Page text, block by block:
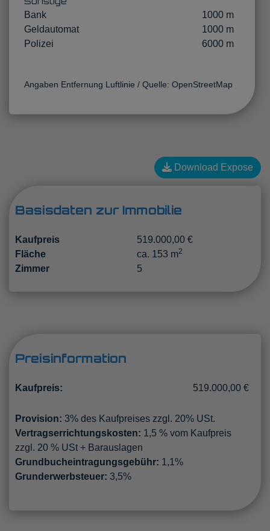
Bank
1000 m
Geldautomat
1000 m
Polizei
6000 m
Angaben Entfernung Luftlinie / Quelle: OpenStreetMap
Download Expose
Basisdaten zur Immobilie
Kaufpreis
519.000,00 €
Fläche
ca. 153 m2
Zimmer 5
Preisinformation
Kaufpreis: 519.000,00 €
Provision: 3% des Kaufpreises zzgl. 20% USt.
Vertragserrichtungskosten: 1,5 % vom Kaufpreis
zzgl. 20 % USt + Barauslagen
Grundbucheintragungsgebühr: 1,1%
Grunderwerbsteuer: 3,5%